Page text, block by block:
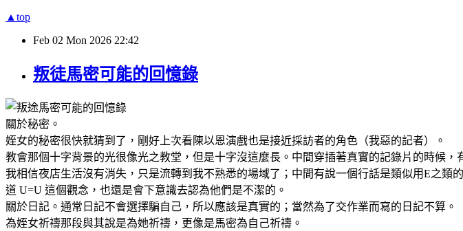
▲top
Feb 02 Mon 2026 22:42
叛徒馬密可能的回憶錄
關於秘密。
姪女的秘密很快就猜到了，剛好上次看陳以恩演戲也是接近採訪者的角色（我惡的記者）。
教會那個十字背景的光很像光之教堂，但是十字沒這麼長。中間穿插著真實的記錄片的時候
我相信夜店生活沒有消失，只是流轉到我不熟悉的場域了；中間有說一個行話是類似用E之
道 U=U 這個觀念，也還是會下意識去認為他們是不潔的。
關於日記。通常日記不會選擇騙自己，所以應該是真實的；當然為了交作業而寫的日記不算。
為姪女祈禱那段與其說是為她祈禱，更像是馬密為自己祈禱。